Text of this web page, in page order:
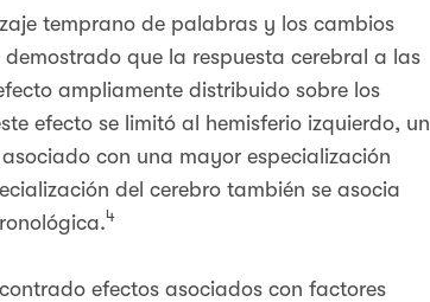
temprano de palabras y los cambios
que la respuesta cerebral a las
ampliamente distribuido sobre los
efecto se limitó al hemisferio izquierdo, un
con una mayor especialización
del cerebro también se asocia
4
efectos asociados con factores